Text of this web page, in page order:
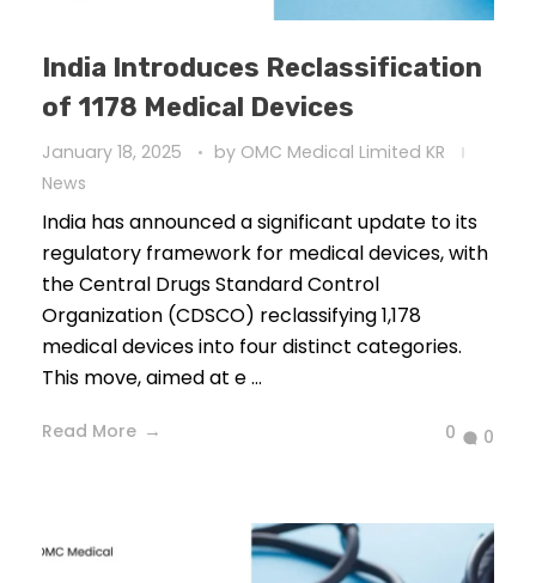
India Introduces Reclassification
of 1178 Medical Devices
January 18, 2025 by OMC Medical Limited KR
News
India has announced a significant update to its
regulatory framework for medical devices, with
the Central Drugs Standard Control
Organization (CDSCO) reclassifying 1,178
medical devices into four distinct categories.
This move, aimed at e ...
Read More 0 0